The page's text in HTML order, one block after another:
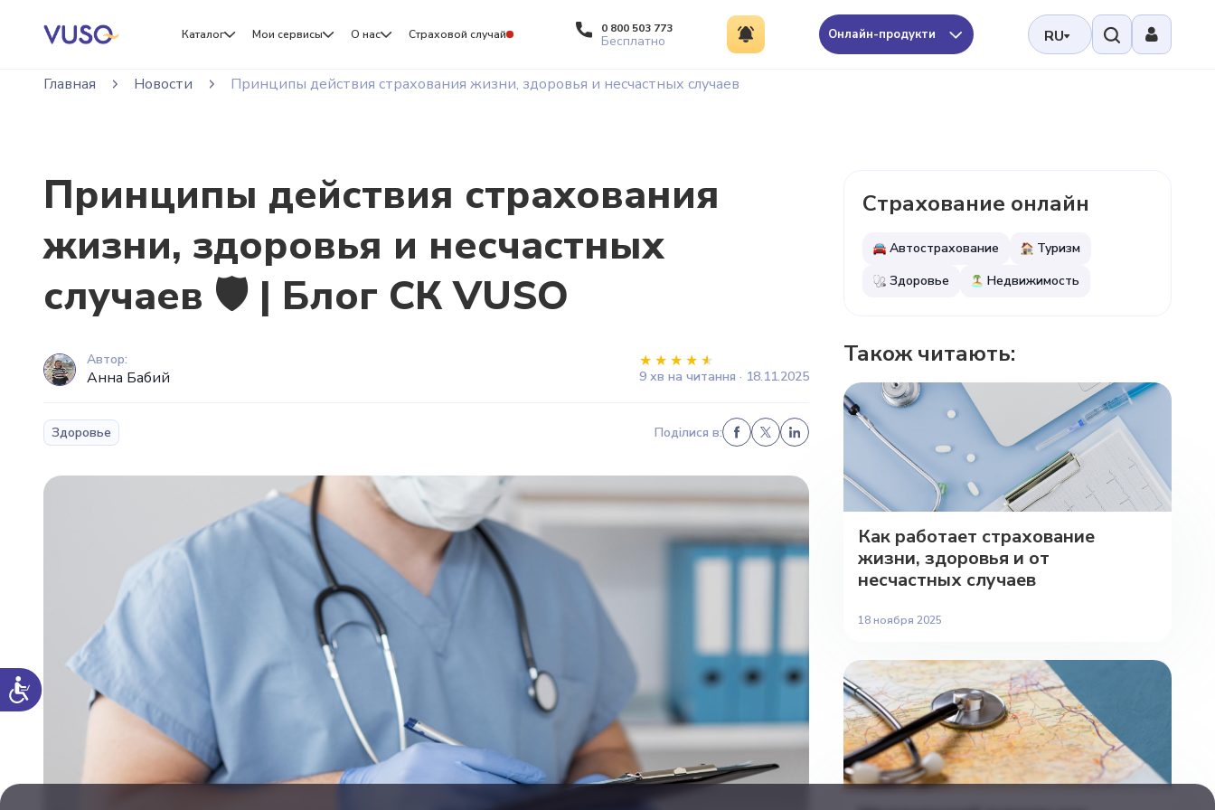
Каталог Мои сервисы О нас Страховой случай 0 800 503 773
Бесплатно Онлайн-продукти RU
Главная Новости Принципы действия страхования жизни, здоровья и несчастных случаев
Принципы действия страхования
жизни, здоровья и несчастных
случаев 🛡️ | Блог СК VUSO
Автор:
Анна Бабий 9 хв на читання · 18.11.2025
Здоровье Поділися в:
Страхование онлайн
Автострахование
Туризм
Здоровье
Недвижимость
Також читають:
Как работает страхование
жизни, здоровья и от
несчастных случаев
18 ноября 2025